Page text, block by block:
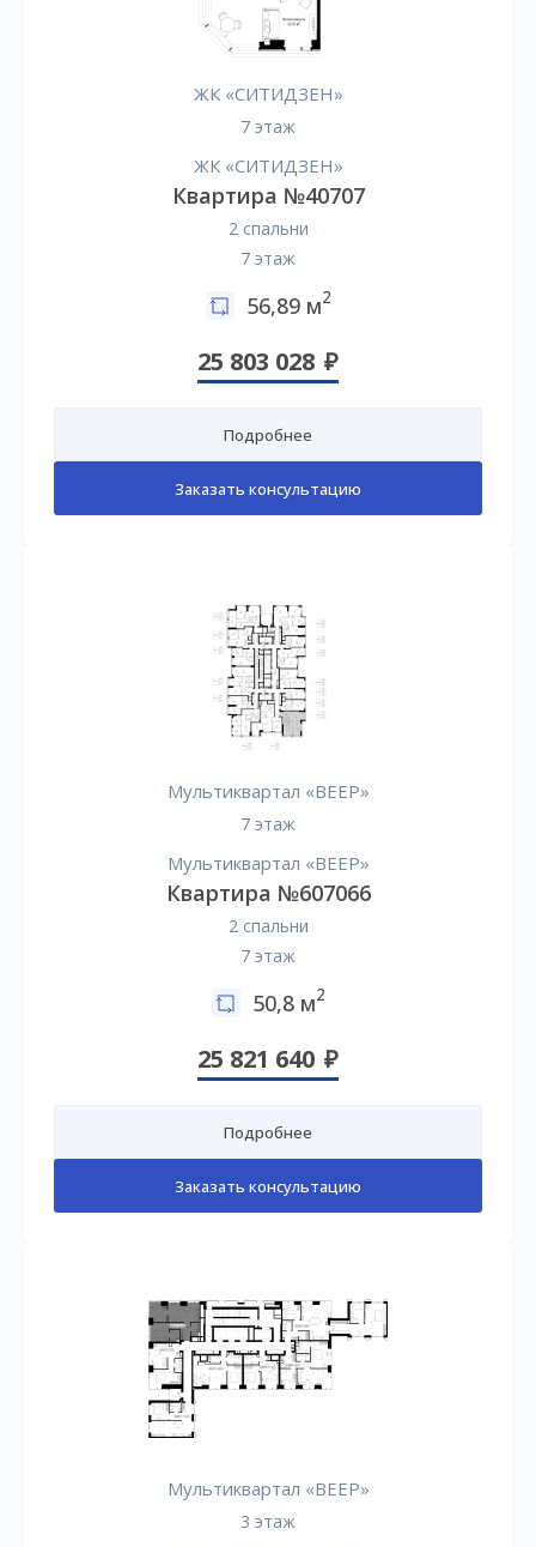
ЖК «СИТИДЗЕН»
7 этаж
ЖК «СИТИДЗЕН»
Квартира №40707
2 спальни
7 этаж
56,89 м2
25 803 028
Подробнее
Заказать консультацию
Мультиквартал «ВЕЕР»
7 этаж
Мультиквартал «ВЕЕР»
Квартира №607066
2 спальни
7 этаж
50,8 м2
25 821 640
Подробнее
Заказать консультацию
Мультиквартал «ВЕЕР»
3 этаж